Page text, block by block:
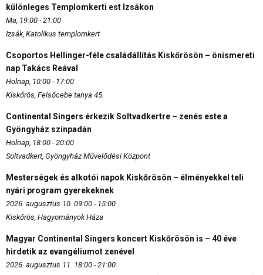
különleges Templomkerti est Izsákon
Ma, 19:00 - 21:00
Izsák, Katolikus templomkert
Csoportos Hellinger-féle családállítás Kiskőrösön – önismereti
nap Takács Reával
Holnap, 10:00 - 17:00
Kiskőrös, Felsőcebe tanya 45.
Continental Singers érkezik Soltvadkertre – zenés este a
Gyöngyház színpadán
Holnap, 18:00 - 20:00
Soltvadkert, Gyöngyház Művelődési Központ
Mesterségek és alkotói napok Kiskőrösön – élményekkel teli
nyári program gyerekeknek
2026. augusztus 10. 09:00 - 15:00
Kiskőrös, Hagyományok Háza
Magyar Continental Singers koncert Kiskőrösön is – 40 éve
hirdetik az evangéliumot zenével
2026. augusztus 11. 18:00 - 21:00